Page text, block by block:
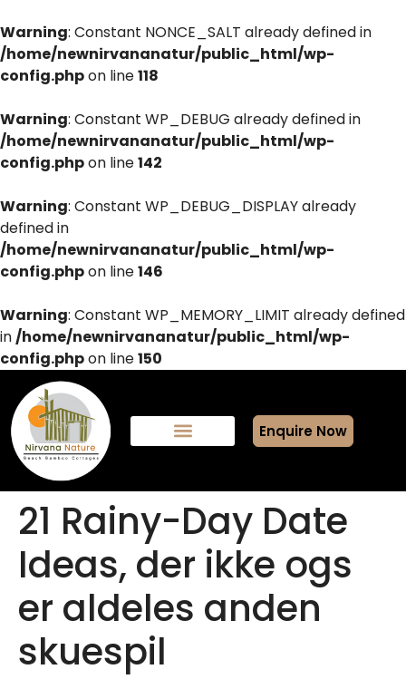
Warning: Constant NONCE_SALT already defined in
/home/newnirvananatur/public_html/wp-
config.phpon line118
Warning: Constant WP_DEBUG already defined in
/home/newnirvananatur/public_html/wp-
config.phpon line142
Warning: Constant WP_DEBUG_DISPLAY already
defined in
/home/newnirvananatur/public_html/wp-
config.phpon line146
Warning: Constant WP_MEMORY_LIMIT already defined
in/home/newnirvananatur/public_html/wp-
config.phpon line150
Enquire Now
21 Rainy-Day Date
Ideas, der ikke ogs
er aldeles anden
skuespil